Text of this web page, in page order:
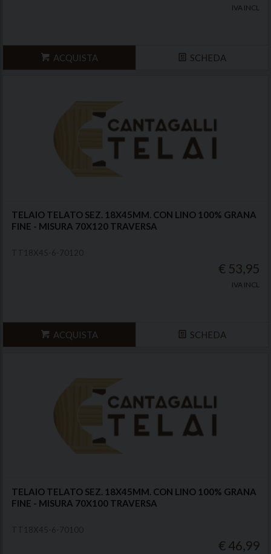
IVA INCL
ACQUISTA SCHEDA
TELAIO TELATO SEZ. 18X45MM. CON LINO 100% GRANA
FINE - MISURA 70X120 TRAVERSA
€ 53,95
IVA INCL
ACQUISTA SCHEDA
TELAIO TELATO SEZ. 18X45MM. CON LINO 100% GRANA
FINE - MISURA 70X100 TRAVERSA
€ 46,99